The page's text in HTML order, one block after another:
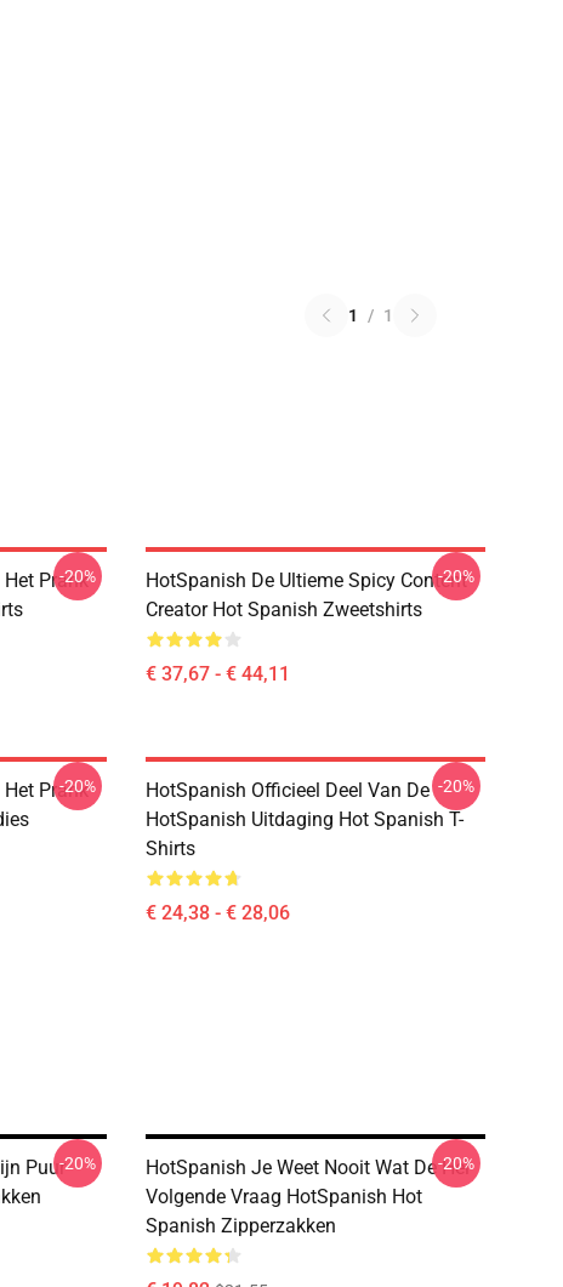
1 / 1
Prank
-20%
HotSpanish De Ultieme Spicy Content
Creator Hot Spanish Zweetshirts
€ 37,67 - € 44,11
-20%
Prank
-20%
HotSpanish Officieel Deel Van De
HotSpanish Uitdaging Hot Spanish T-
Shirts
€ 24,38 - € 28,06
-20%
Puur-20%
HotSpanish Je Weet Nooit Wat De Hel
Volgende Vraag HotSpanish Hot
Spanish Zipperzakken
-20%